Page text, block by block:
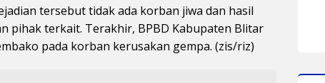
tersebut tidak ada korban jiwa dan hasil
pihak terkait. Terakhir, BPBD Kabupaten Blitar
pada korban kerusakan gempa. (zis/riz)